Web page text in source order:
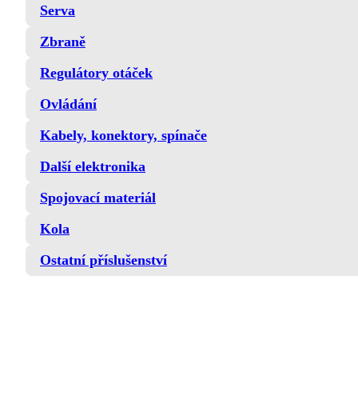
Serva
Zbraně
Regulátory otáček
Ovládání
Kabely, konektory, spínače
Další elektronika
Spojovací materiál
Kola
Ostatní příslušenství